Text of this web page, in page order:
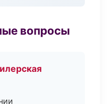
вопросы